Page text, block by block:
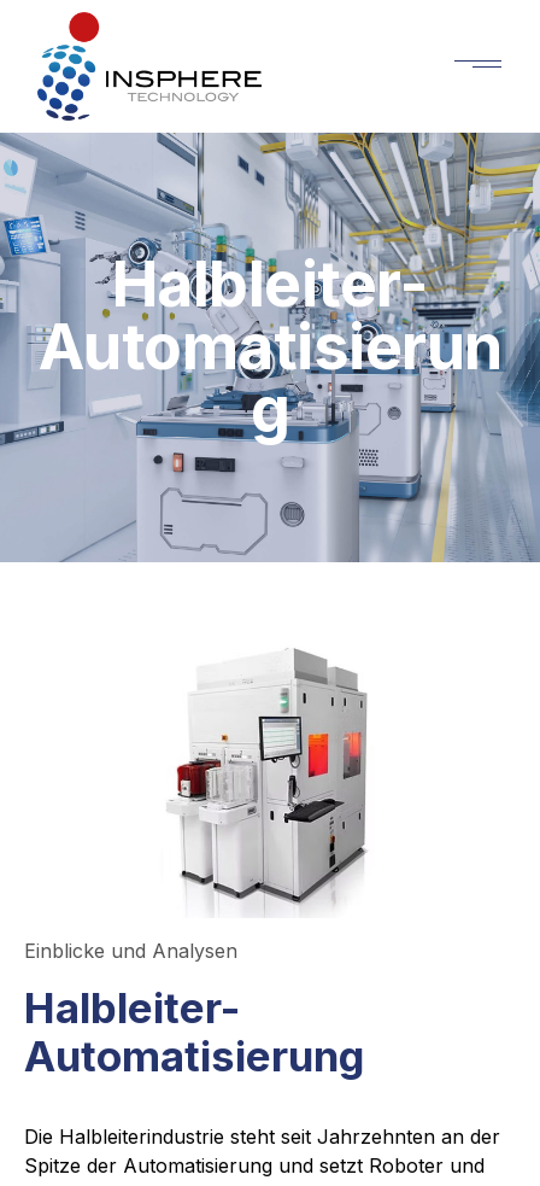
Halbleiter-
Automatisierun
g
Einblicke und Analysen
Halbleiter-
Automatisierung
Die Halbleiterindustrie steht seit Jahrzehnten an der
Spitze der Automatisierung und setzt Roboter und